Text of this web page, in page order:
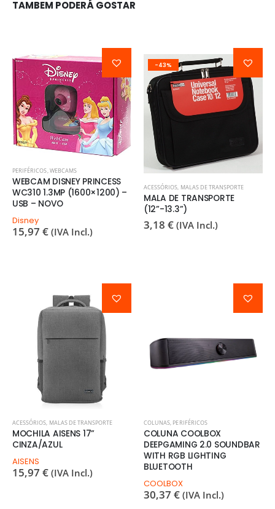
TAMBEM PODERÁ GOSTAR
PERIFÉRICOS,WEBCAMS
WEBCAM DISNEY PRINCESS
WC310 1.3MP (1600×1200) –
USB – NOVO
Disney
15,97 € (IVA Incl.)
-43%
ACESSÓRIOS, MALAS DE TRANSPORTE
MALA DE TRANSPORTE
(12”-13.3”)
3,18 € (IVA Incl.)
ACESSÓRIOS, MALAS DE TRANSPORTE
MOCHILA AISENS 17”
CINZA/AZUL
AISENS
15,97 € (IVA Incl.)
COLUNAS, PERIFÉRICOS
COLUNA COOLBOX
DEEPGAMING 2.0 SOUNDBAR
WITH RGB LIGHTING
BLUETOOTH
COOLBOX
30,37 € (IVA Incl.)